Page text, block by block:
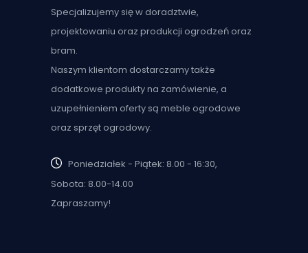
Specjalizujemy się w doradztwie,
projektowaniu oraz produkcji ogrodzeń oraz
bram.
Naszym klientom dostarczamy także
dodatkowe produkty na zamówienie, a
uzupełnieniem oferty są meble ogrodowe
oraz sprzęt ogrodowy.
Poniedziałek - Piątek: 8.00 - 16:30,
Sobota: 8.00-14.00
Zapraszamy!